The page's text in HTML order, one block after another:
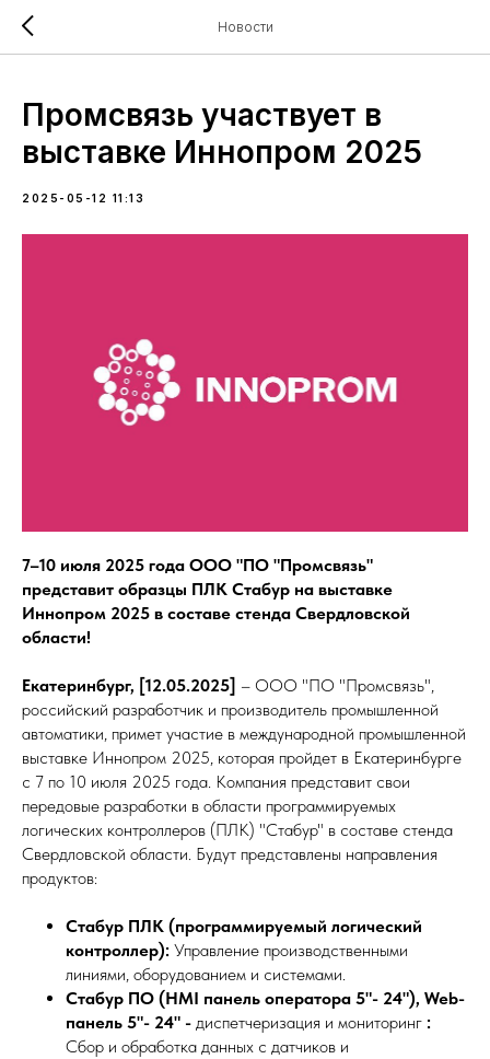
Новости
Промсвязь участвует в
выставке Иннопром 2025
2025-05-12 11:13
7–10 июля 2025 года ООО "ПО "Промсвязь"
представит образцы ПЛК Стабур на выставке
Иннопром 2025 в составе стенда Свердловской
области!
Екатеринбург, [12.05.2025] – ООО "ПО "Промсвязь",
российский разработчик и производитель промышленной
автоматики, примет участие в международной промышленной
выставке Иннопром 2025, которая пройдет в Екатеринбурге
с 7 по 10 июля 2025 года. Компания представит свои
передовые разработки в области программируемых
логических контроллеров (ПЛК) "Стабур" в составе стенда
Свердловской области. Будут представлены направления
продуктов:
Стабур ПЛК (программируемый логический
контроллер): Управление производственными
линиями, оборудованием и системами.
Стабур ПО (HMI панель оператора 5"- 24"), Web-
панель 5"- 24" - диспетчеризация и мониторинг :
Сбор и обработка данных с датчиков и